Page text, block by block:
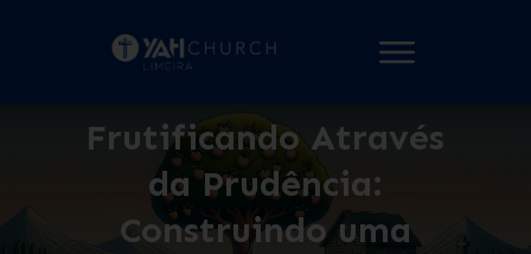
Frutificando Através
da Prudência:
Construindo uma